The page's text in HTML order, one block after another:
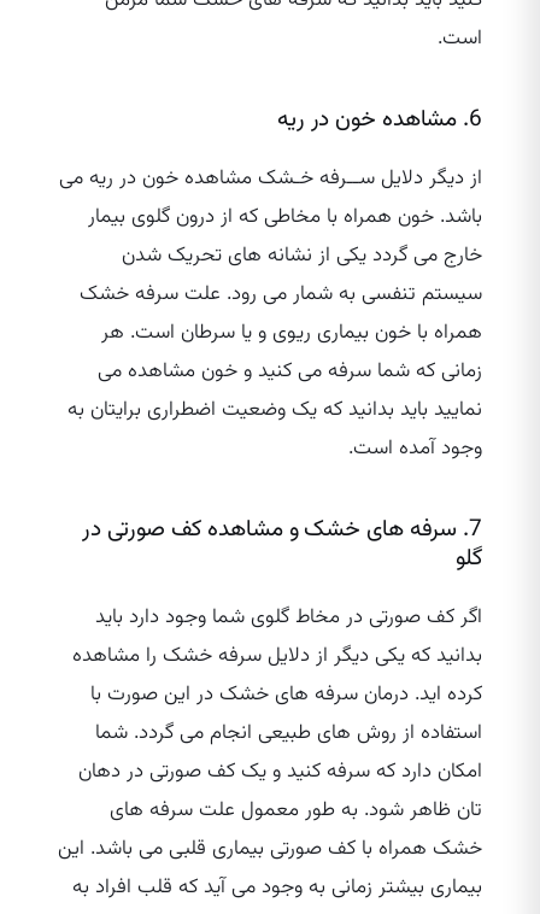
است.
6. مشاهده خون در ریه
از دیگر دلایل ســرفه خـشک مشاهده خون در ریه می
باشد. خون همراه با مخاطی که از درون گلوی بیمار
خارج می‌ گردد یکی از نشانه های تحریک شدن
سیستم تنفسی به شمار می‌ رود. علت سرفه خشک
همراه با خون بیماری ریوی و یا سرطان است. هر
زمانی که شما سرفه می‌ کنید و خون مشاهده می
نمایید باید بدانید که یک وضعیت اضطراری برایتان به
وجود آمده است.
7. سرفه های خشک و مشاهده کف صورتی در
گلو
اگر کف صورتی در مخاط گلوی شما وجود دارد باید
بدانید که یکی دیگر از دلایل سرفه خشک را مشاهده
کرده‌ اید. درمان سرفه های خشک در این صورت با
استفاده از روش ‌های طبیعی انجام می‌ گردد. شما
امکان دارد که سرفه کنید و یک کف صورتی در دهان
تان ظاهر شود. به طور معمول علت سرفه های
خشک همراه با کف صورتی بیماری قلبی می باشد. این
بیماری بیشتر زمانی به وجود می ‌آید که قلب افراد به